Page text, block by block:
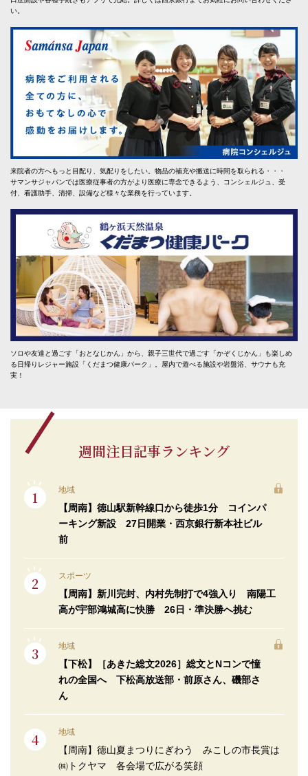
い。
来院者の方へもっと目配り、気配りをしたい。物品の補充や搬送に時間を取られる・・・
サマンサジャパンでは医療従事者の方がより医療に専念できるよう、コンシェルジュ、受
付、看護助手、清掃、設備など様々な業務を行っています。
ソロや友達と過ごす「おとなじかん」から、親子三世代で過ごす「かぞくじかん」も楽しめ
る日帰りレジャー施設「くだまつ健康パーク」。屋内で遊べる施設や岩盤浴、サウナも充
実！
週間注目記事ランキング
地域
【周南】徳山駅新幹線口から徒歩1分 コインパ
ーキング新設 27日開業・西京銀行新本社ビル
前
スポーツ
【周南】新川完封、内村先制打で4強入り 南陽工
高が宇部鴻城高に快勝 26日・準決勝へ挑む
地域
【下松】［あきた総文2026］総文とNコンで憧
れの全国へ 下松高放送部・前原さん、磯部さ
ん
地域
【周南】徳山夏まつりにぎわう みこしの市長賞は
㈱トクヤマ 各会場で広がる笑顔